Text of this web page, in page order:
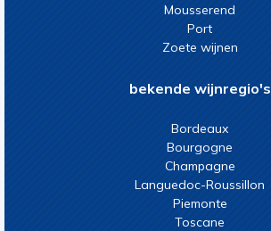
Mousserend
Port
Zoete wijnen
bekende wijnregio's
Bordeaux
Bourgogne
Champagne
Languedoc-Roussillon
Piemonte
Toscane